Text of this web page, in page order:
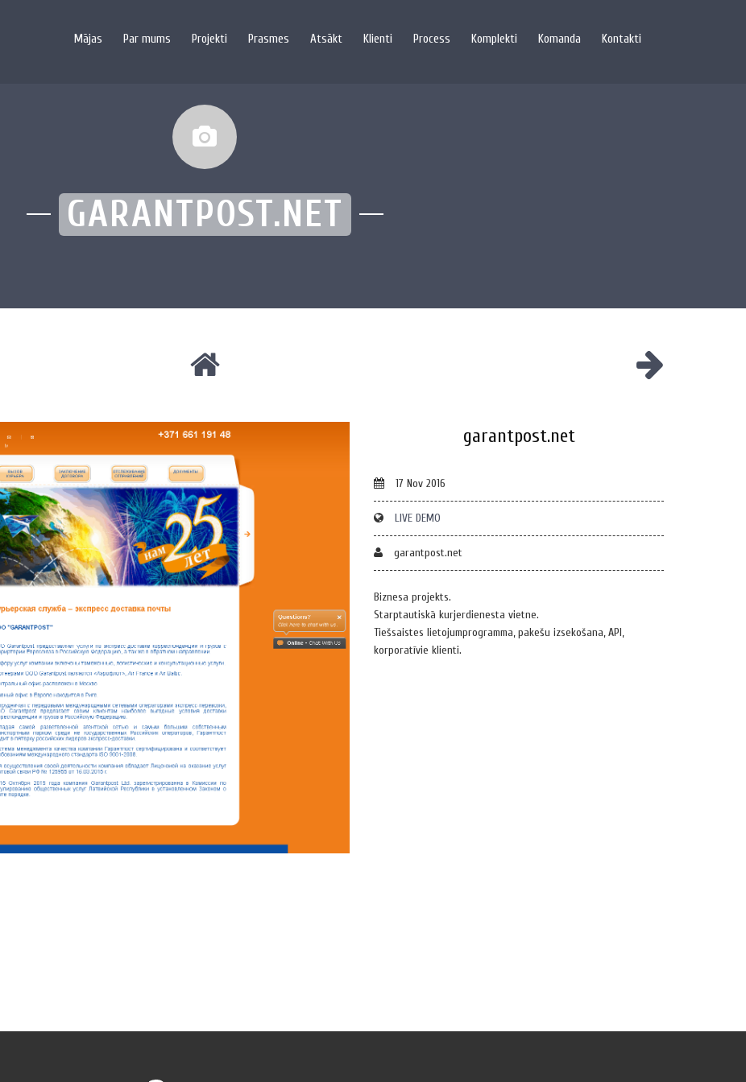
Mājas Par mums Projekti Prasmes Atsākt Klienti Process Komplekti Komanda Kontakti
GARANTPOST.NET
garantpost.net
17 Nov 2016
LIVE DEMO
garantpost.net
Biznesa projekts.
Starptautiskā kurjerdienesta vietne.
Tiešsaistes lietojumprogramma, pakešu izsekošana, API,
korporatīvie klienti.